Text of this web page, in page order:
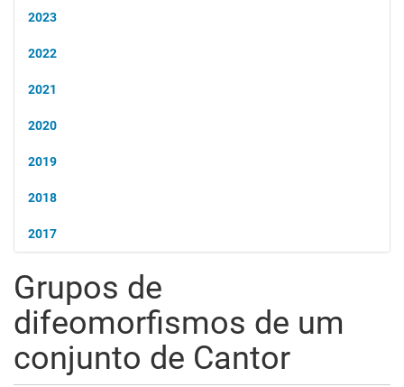
2023
2022
2021
2020
2019
2018
2017
Grupos de
difeomorfismos de um
conjunto de Cantor